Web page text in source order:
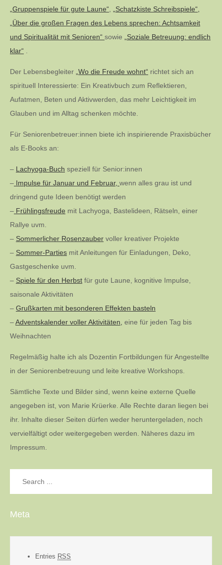
„Gruppenspiele für gute Laune“
„Schatzkiste Schreibspiele“,
„Über die großen Fragen des Lebens sprechen: Achtsamkeit
und Spiritualität mit Senioren“ sowie
„Soziale Betreuung: endlich
klar“
Der Lebensbegleiter „Wo die Freude wohnt“ richtet sich an
spirituell Interessierte: Ein Kreativbuch zum Reflektieren,
Aufatmen, Beten und Aktivwerden, das mehr Leichtigkeit im
Glauben und im Alltag schenken möchte.
Für Seniorenbetreuer:innen biete ich inspirierende Praxisbücher
als E-Books an:
– Lachyoga-Buch speziell für Senior:innen
– Impulse für Januar und Februar, wenn alles grau ist und
dringend gute Ideen benötigt werden
– Frühlingsfreude mit Lachyoga, Bastelideen, Rätseln, einer
Rallye uvm.
– Sommerlicher Rosenzauber voller kreativer Projekte
– Sommer-Parties mit Anleitungen für Einladungen, Deko,
Gastgeschenke uvm.
– Spiele für den Herbst für gute Laune, kognitive Impulse,
saisonale Aktivitäten
– Grußkarten mit besonderen Effekten basteln
–Adventskalender voller Aktivitäten, eine für jeden Tag bis
Weihnachten
Regelmäßig halte ich als Dozentin Fortbildungen für Angestellte
in der Seniorenbetreuung und leite kreative Workshops.
Sämtliche Texte und Bilder sind, wenn keine externe Quelle
angegeben ist, von Marie Krüerke. Alle Rechte daran liegen bei
ihr. Inhalte dieser Seiten dürfen weder heruntergeladen, noch
vervielfältigt oder weitergegeben werden. Näheres dazu im
Impressum.
Meta
Entries RSS